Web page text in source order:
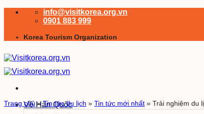
dung
info@visitkorea.org.vn
0901 883 999
Korea Tourism Organization
Về Hàn Quốc
Trang chủ»Tin tức du lịch » Tin tức mới nhất » Trải nghiệm du